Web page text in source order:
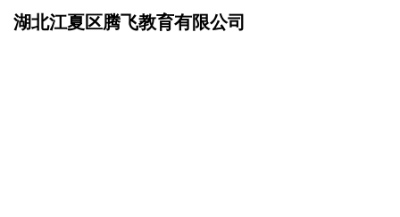
湖北江夏区腾飞教育有限公司